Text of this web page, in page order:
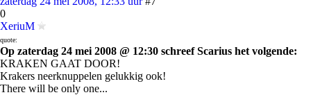
0
XeriuM
quote:
Op zaterdag 24 mei 2008 @ 12:30 schreef Scarius het volgende:
KRAKEN GAAT DOOR!
Krakers neerknuppelen gelukkig ook!
There will be only one...